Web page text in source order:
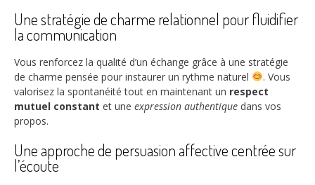
Une stratégie de charme relationnel pour fluidifier
la communication
Vous renforcez la qualité d’un échange grâce à une stratégie
de charme pensée pour instaurer un rythme naturel
. Vous
valorisez la spontanéité tout en maintenant un respect
mutuel constant et une expression authentique dans vos
propos.
Une approche de persuasion affective centrée sur
l’écoute